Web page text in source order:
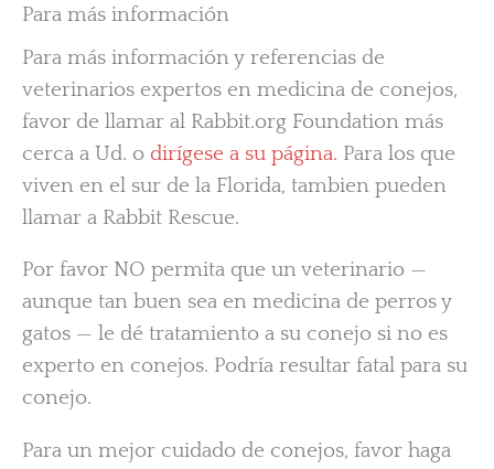
Para más información
Para más información y referencias de
veterinarios expertos en medicina de conejos,
favor de llamar al Rabbit.org Foundation más
cerca a Ud. o dirígese a su página. Para los que
viven en el sur de la Florida, tambien pueden
llamar a Rabbit Rescue.
Por favor NO permita que un veterinario —
aunque tan buen sea en medicina de perros y
gatos — le dé tratamiento a su conejo si no es
experto en conejos. Podría resultar fatal para su
conejo.
Para un mejor cuidado de conejos, favor haga